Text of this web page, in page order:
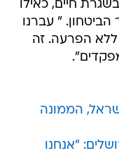
חיים, כאילו
" עברנו
ללא הפרעה. זה
הממונה
"אנחנו